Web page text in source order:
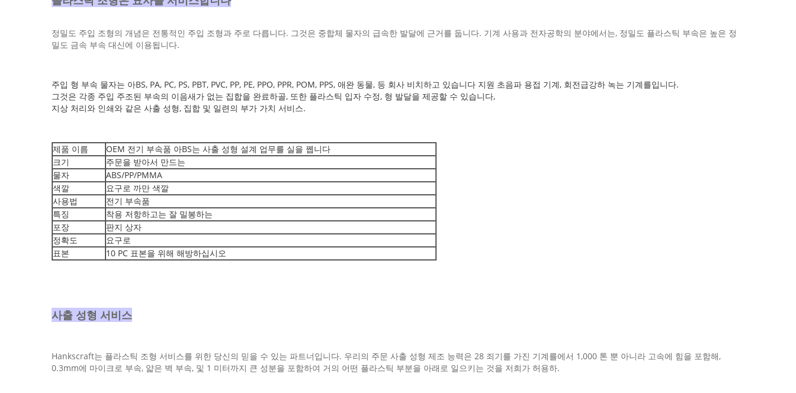
정밀도 주입 조형의 개념은 전통적인 주입 조형과 주로 다릅니다. 그것은 중합체 물자의 급속한 발달에 근거를 둡니다. 기계 사용과 전자공학의 분야에서는, 정밀도 플라스틱 부속은 높은 정
밀도 금속 부속 대신에 이용됩니다.
주입 형 부속 물자는 아BS, PA, PC, PS, PBT, PVC, PP, PE, PPO, PPR, POM, PPS, 애완 동물, 등 회사 비치하고 있습니다 지원 초음파 용접 기계, 회전급강하 녹는 기계를입니다.
그것은 각종 주입 주조된 부속의 이음새가 없는 집합을 완료하골, 또한 플라스틱 입자 수정, 형 발달을 제공할 수 있습니다,
지상 처리와 인쇄와 같은 사출 성형, 집합 및 일련의 부가 가치 서비스.
제품 이름
OEM 전기 부속품 아BS는 사출 성형 설계 업무를 실을 뀁니다
크기
주문을 받아서 만드는
물자
ABS/PP/PMMA
색깔
요구로 까만 색깔
사용법
전기 부속품
특징
착용 저항하고는 잘 밀봉하는
포장
판지 상자
정확도
요구로
표본
10 PC 표본을 위해 해방하십시오
사출 성형 서비스
Hankscraft는 플라스틱 조형 서비스를 위한 당신의 믿을 수 있는 파트너입니다. 우리의 주문 사출 성형 제조 능력은 28 죄기를 가진 기계를에서 1,000 톤 뿐 아니라 고속에 힘을 포함해,
0.3mm에 마이크로 부속, 얇은 벽 부속, 및 1 미터까지 큰 성분을 포함하여 거의 어떤 플라스틱 부분을 아래로 일으키는 것을 저희가 허용하.